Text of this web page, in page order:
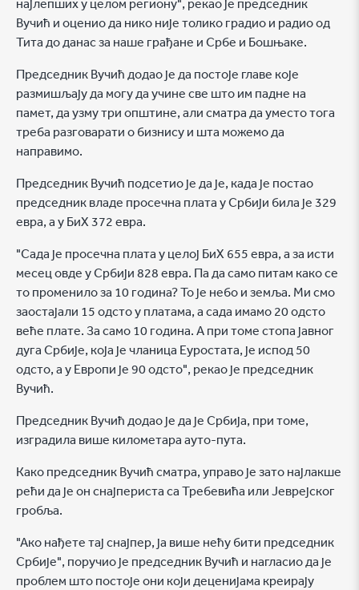
Вучић и оценио да нико није толико градио и радио од
Тита до данас за наше грађане и Србе и Бошњаке.
Председник Вучић додао је да постоје главе које
размишљају да могу да учине све што им падне на
памет, да узму три општине, али сматра да уместо тога
треба разговарати о бизнису и шта можемо да
направимо.
Председник Вучић подсетио је да је, када је постао
председник владе просечна плата у Србији била је 329
евра, а у БиХ 372 евра.
"Сада је просечна плата у целој БиХ 655 евра, а за исти
месец овде у Србији 828 евра. Па да само питам како се
то променило за 10 година? То је небо и земља. Ми смо
заостајали 15 одсто у платама, а сада имамо 20 одсто
веће плате. За само 10 година. А при томе стопа јавног
дуга Србије, која је чланица Еуростата, је испод 50
одсто, а у Европи је 90 одсто", рекао је председник
Вучић.
Председник Вучић додао је да је Србија, при томе,
изградила више километара ауто-пута.
Како председник Вучић сматра, управо је зато најлакше
рећи да је он снајпериста са Требевића или Јеврејског
гробља.
"Ако нађете тај снајпер, ја више нећу бити председник
Србије", поручио је председник Вучић и нагласио да је
проблем што постоје они који деценијама креирају